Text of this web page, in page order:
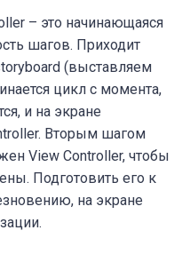
– это начинающаяся
шагов. Приходит
(выставляем
цикл с момента,
и на экране
Вторым шагом
View Controller, чтобы
Подготовить его к
на экране